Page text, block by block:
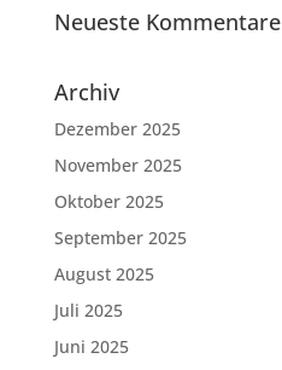
Neueste Kommentare
Archiv
Dezember 2025
November 2025
Oktober 2025
September 2025
August 2025
Juli 2025
Juni 2025